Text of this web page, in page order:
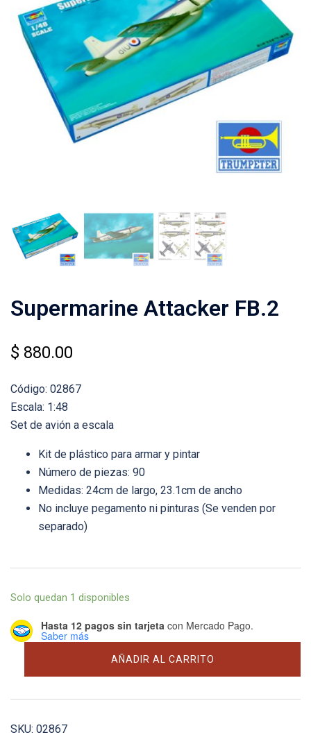
Supermarine Attacker FB.2
$ 880.00
Código: 02867
Escala: 1:48
Set de avión a escala
Kit de plástico para armar y pintar
Número de piezas: 90
Medidas: 24cm de largo, 23.1cm de ancho
No incluye pegamento ni pinturas (Se venden por
separado)
Solo quedan 1 disponibles
Hasta 12 pagos sin tarjeta con Mercado Pago.
Saber más
cantidad
AÑADIR AL CARRITO
SKU: 02867